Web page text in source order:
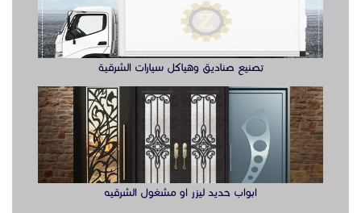
تصنيع صناديق وهياكل سيارات الشرقية
ابواب حديد ليزر او مشغول الشرقيه